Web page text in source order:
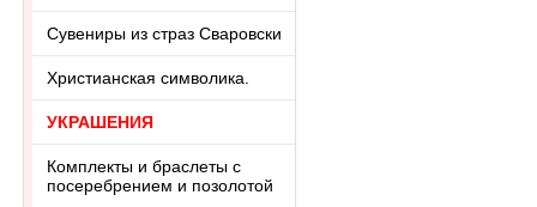
Сувениры из страз Сваровски
Христианская символика.
УКРАШЕНИЯ
Комплекты и браслеты с
посеребрением и позолотой